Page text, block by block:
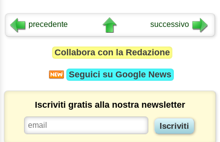
precedente successivo
Collabora con la Redazione
Seguici su Google News
Iscriviti gratis alla nostra newsletter